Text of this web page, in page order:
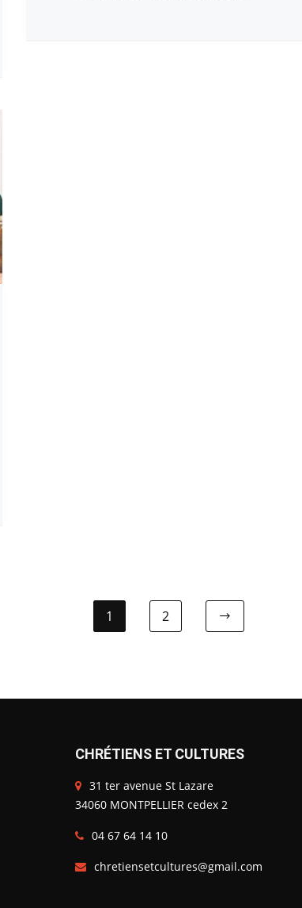
1 2
CHRÉTIENS ET CULTURES
31 ter avenue St Lazare
34060 MONTPELLIER cedex 2
04 67 64 14 10
chretiensetcultures@gmail.com